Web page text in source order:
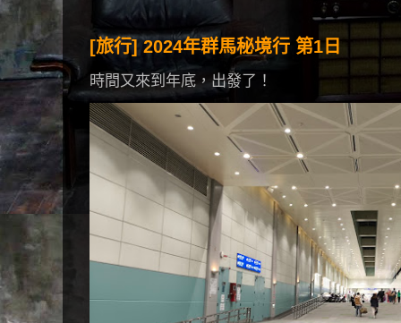
[旅行] 2024年群馬秘境行 第1日
時間又來到年底，出發了！